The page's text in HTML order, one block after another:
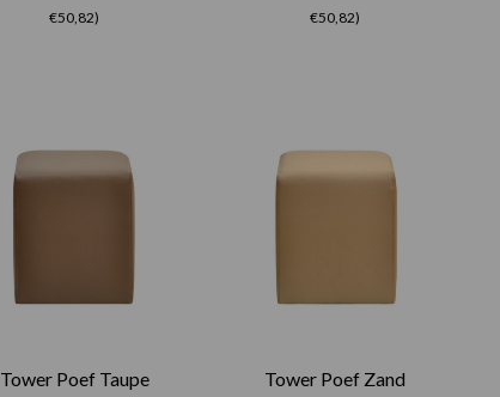
€50,82)
€50,82)
Tower Poef Taupe
Tower Poef Zand